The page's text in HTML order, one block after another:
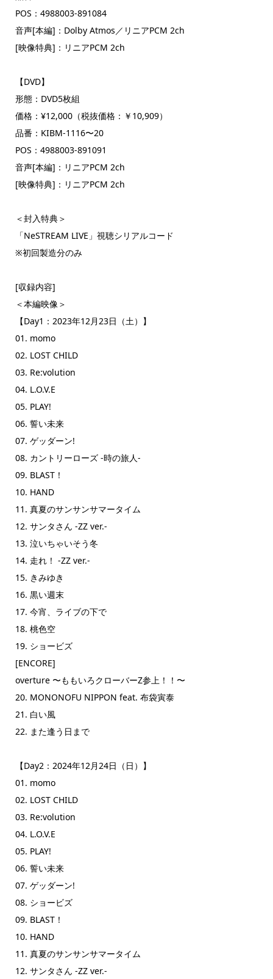
POS：4988003-891084
音声[本編]：Dolby Atmos／リニアPCM 2ch
[映像特典]：リニアPCM 2ch
【DVD】
形態：DVD5枚組
価格：¥12,000（税抜価格：￥10,909）
品番：KIBM-1116〜20
POS：4988003-891091
音声[本編]：リニアPCM 2ch
[映像特典]：リニアPCM 2ch
＜封入特典＞
「NeSTREAM LIVE」視聴シリアルコード
※初回製造分のみ
[収録内容]
＜本編映像＞
【Day1：2023年12月23日（土）】
01. momo
02. LOST CHILD
03. Re:volution
04. L.O.V.E
05. PLAY!
06. 誓い未来
07. ゲッダーン!
08. カントリーローズ -時の旅人-
09. BLAST！
10. HAND
11. 真夏のサンサンサマータイム
12. サンタさん -ZZ ver.-
13. 泣いちゃいそう冬
14. 走れ！ -ZZ ver.-
15. きみゆき
16. 黒い週末
17. 今宵、ライブの下で
18. 桃色空
19. ショービズ
[ENCORE]
overture 〜ももいろクローバーZ参上！！〜
20. MONONOFU NIPPON feat. 布袋寅泰
21. 白い風
22. また逢う日まで
【Day2：2024年12月24日（日）】
01. momo
02. LOST CHILD
03. Re:volution
04. L.O.V.E
05. PLAY!
06. 誓い未来
07. ゲッダーン!
08. ショービズ
09. BLAST！
10. HAND
11. 真夏のサンサンサマータイム
12. サンタさん -ZZ ver.-